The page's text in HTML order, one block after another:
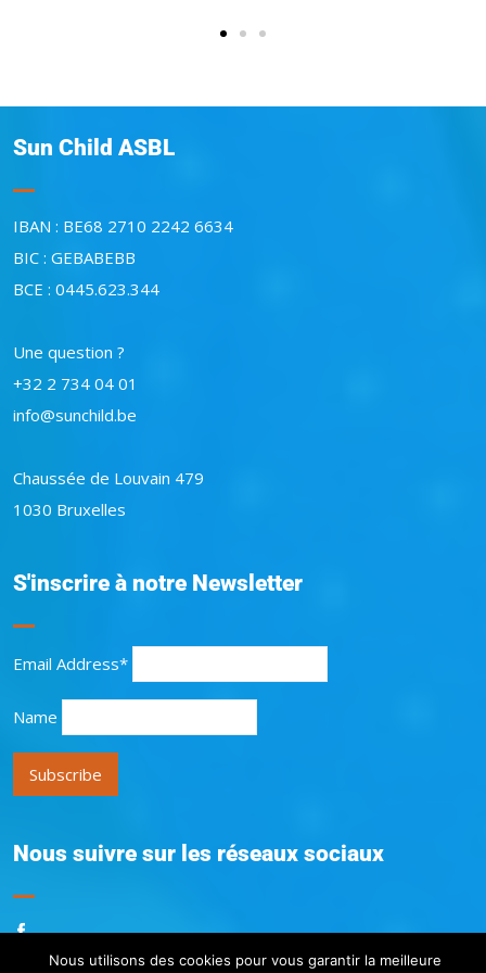
Sun Child ASBL
IBAN : BE68 2710 2242 6634
BIC : GEBABEBB
BCE : 0445.623.344
Une question ?
+32 2 734 04 01
info@sunchild.be
Chaussée de Louvain 479
1030 Bruxelles
S'inscrire à notre Newsletter
Email Address*
Name
Nous suivre sur les réseaux sociaux
Nous utilisons des cookies pour vous garantir la meilleure